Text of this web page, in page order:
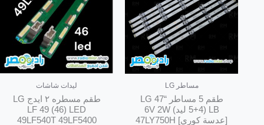
مساطر LG
طقم 5 مساطر “47 LG
LB (5+4 ليد) 6V 2W
[عدسة كوري] 47LY750H
ليدات شاشات
طقم مسطره ٢ ايدج LG
LF 49 (46) LED
49LF540T 49LF5400